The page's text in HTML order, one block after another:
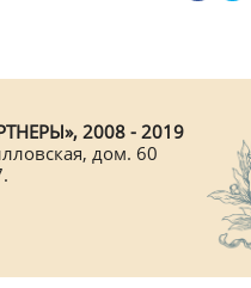
2008 - 2019
дом. 60